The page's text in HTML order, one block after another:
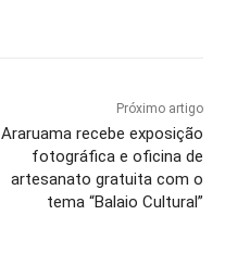
Próximo artigo
Araruama recebe exposição
fotográfica e oficina de
artesanato gratuita com o
tema “Balaio Cultural”